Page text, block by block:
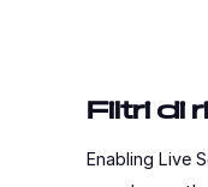
Filtri di
Enabling Live